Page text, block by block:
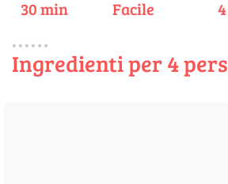
30 min Facile 4
Ingredienti per 4